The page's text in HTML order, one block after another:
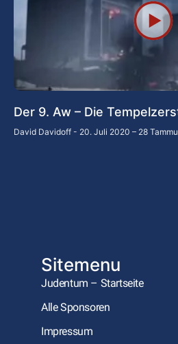
Der 9. Aw – Die
David Davidoff 20. Juli 2020 – 28
Sitemenu
Judentum – Startseite
Alle Sponsoren
Impressum